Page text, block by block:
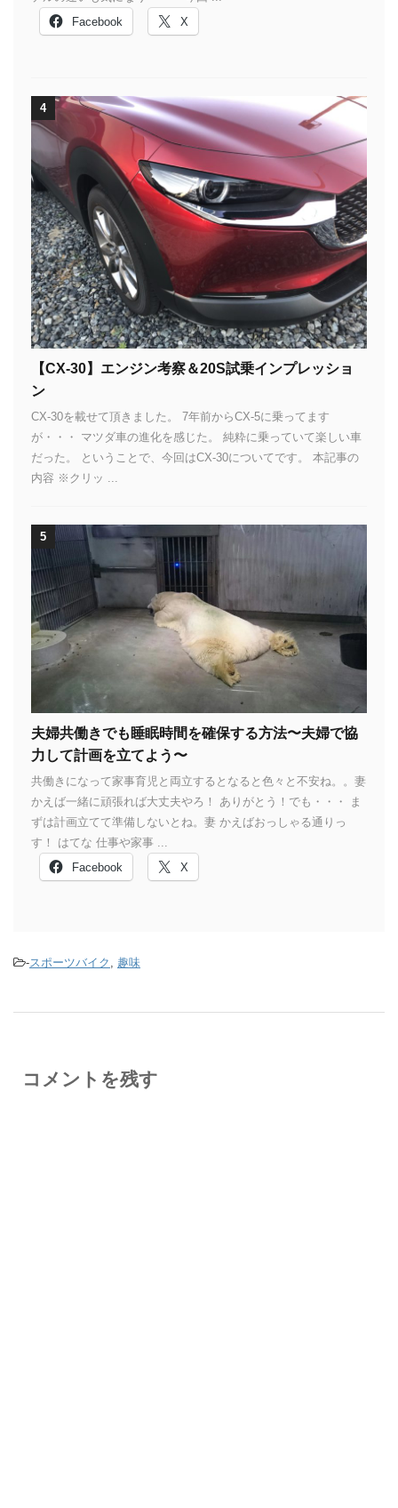
Facebook
X
4
【CX-30】エンジン考察＆20S試乗インプレッショ
ン
CX-30を載せて頂きました。 7年前からCX-5に乗ってます
が・・・ マツダ車の進化を感じた。 純粋に乗っていて楽しい車
だった。 ということで、今回はCX-30についてです。 本記事の
内容 ※クリッ ...
5
夫婦共働きでも睡眠時間を確保する方法〜夫婦で協
力して計画を立てよう〜
共働きになって家事育児と両立するとなると色々と不安ね。。妻
かえば一緒に頑張れば大丈夫やろ！ ありがとう！でも・・・ ま
ずは計画立てて準備しないとね。妻 かえばおっしゃる通りっ
す！ はてな 仕事や家事 ...
Facebook
X
-スポーツバイク , 趣味
コメントを残す